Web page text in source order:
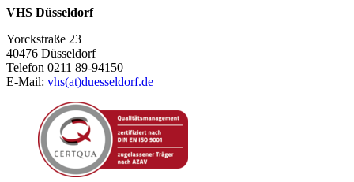
VHS Düsseldorf
Yorckstraße 23
40476 Düsseldorf
Telefon 0211 89-94150
E-Mail: vhs(at)duesseldorf.de